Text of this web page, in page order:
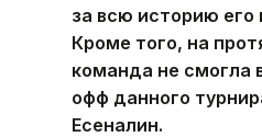
за всю историю его
Кроме того, на
команда не смогла
офф данного
Есеналин.